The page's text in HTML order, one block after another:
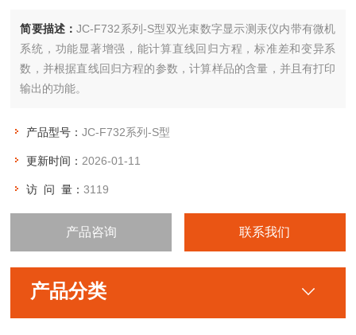
简要描述：JC-F732系列-S型双光束数字显示测汞仪内带有微机
系统，功能显著增强，能计算直线回归方程，标准差和变异系
数，并根据直线回归方程的参数，计算样品的含量，并且有打印
输出的功能。
产品型号：JC-F732系列-S型
更新时间： 2026-01-11
访 问 量：3119
产品咨询 联系我们
产品分类